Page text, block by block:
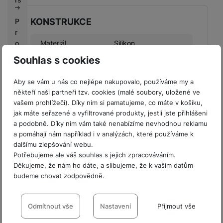
Souhlas s cookies
Aby se vám u nás co nejlépe nakupovalo, používáme my a
někteří naši partneři tzv. cookies (malé soubory, uložené ve
vašem prohlížeči). Díky nim si pamatujeme, co máte v košíku,
jak máte seřazené a vyfiltrované produkty, jestli jste přihlášeni
a podobně. Díky nim vám také nenabízíme nevhodnou reklamu
a pomáhají nám například i v analýzách, které používáme k
dalšímu zlepšování webu.
Potřebujeme ale váš souhlas s jejich zpracováváním.
Děkujeme, že nám ho dáte, a slibujeme, že k vašim datům
budeme chovat zodpovědně.
Nastavení souhlasů s kategoriemi
cookies
Odmítnout vše Nastavení Přijmout vše
P
r
o
r
y
u
p
n
í
KONSTRUKCE
Materiál Silikon
BALENÍ
Hmotnost balení 75 g
Délka balení 16 CM
Šířka balení 7 CM
Výška balení